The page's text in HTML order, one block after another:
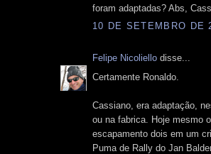
foram adaptadas? Abs,
10 DE SETEMBRO DE
Felipe Nicoliello disse...
Certamente Ronaldo.
Cassiano, era adaptação,
ou na fabrica. Hoje mesmo
escapamento dois em um
Puma de Rally do Jan